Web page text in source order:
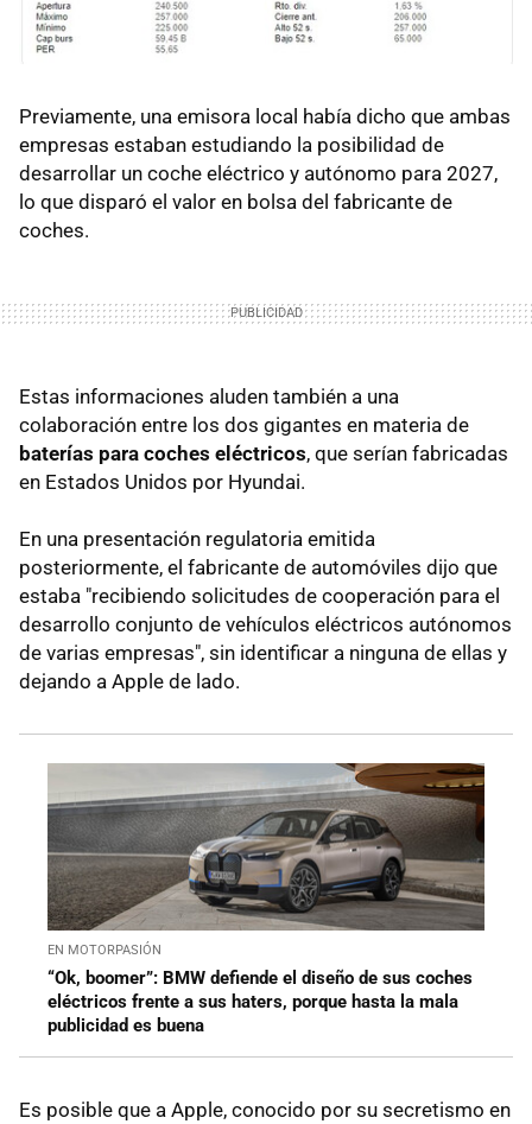
Previamente, una emisora local había dicho que ambas
empresas estaban estudiando la posibilidad de
desarrollar un coche eléctrico y autónomo para 2027,
lo que disparó el valor en bolsa del fabricante de
coches.
Estas informaciones aluden también a una
colaboración entre los dos gigantes en materia de
baterías para coches eléctricos, que serían fabricadas
en Estados Unidos por Hyundai.
En una presentación regulatoria emitida
posteriormente, el fabricante de automóviles dijo que
estaba "recibiendo solicitudes de cooperación para el
desarrollo conjunto de vehículos eléctricos autónomos
de varias empresas", sin identificar a ninguna de ellas y
dejando a Apple de lado.
EN MOTORPASIÓN
“Ok, boomer”: BMW defiende el diseño de sus coches
eléctricos frente a sus haters, porque hasta la mala
publicidad es buena
Es posible que a Apple, conocido por su secretismo en